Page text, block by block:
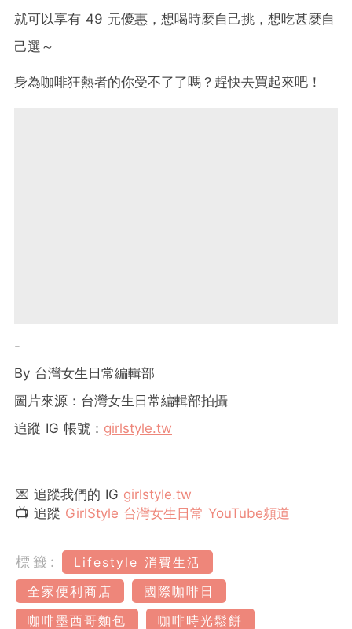
就可以享有 49 元優惠，想喝時麼自己挑，想吃甚麼自
己選～
身為咖啡狂熱者的你受不了了嗎？趕快去買起來吧！
-
By 台灣女生日常編輯部
圖片來源：台灣女生日常編輯部拍攝
追蹤 IG 帳號： girlstyle.tw
💌 追蹤我們的 IG girlstyle.tw
📺 追蹤 GirlStyle 台灣女生日常 YouTube頻道
標籤:
Lifestyle 消費生活
全家便利商店
國際咖啡日
咖啡墨西哥麵包
咖啡時光鬆餅